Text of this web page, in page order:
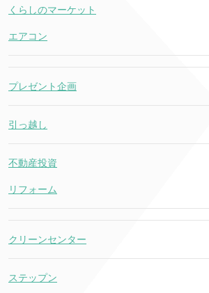
くらしのマーケット
エアコン
プレゼント企画
引っ越し
不動産投資
リフォーム
クリーンセンター
ステップン